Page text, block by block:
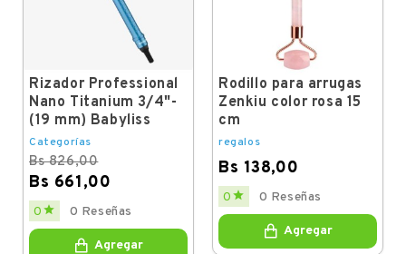
Rizador Professional
Nano Titanium 3/4"-
(19 mm) Babyliss
Categorías
Bs 826,00
Bs 661,00
Regular
price
Price
0  0 Reseñas
Agregar
Rodillo para arrugas
Zenkiu color rosa 15
cm
regalos
Bs 138,00
Price
0  0 Reseñas
Agregar